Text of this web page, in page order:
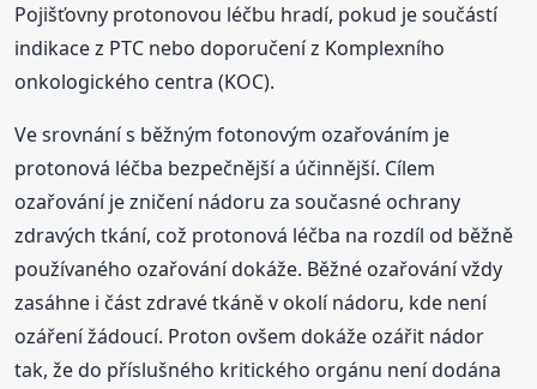
Pojišťovny protonovou léčbu hradí, pokud je součástí
indikace z PTC nebo doporučení z Komplexního
onkologického centra (KOC).
Ve srovnání s běžným fotonovým ozařováním je
protonová léčba bezpečnější a účinnější. Cílem
ozařování je zničení nádoru za současné ochrany
zdravých tkání, což protonová léčba na rozdíl od běžně
používaného ozařování dokáže. Běžné ozařování vždy
zasáhne i část zdravé tkáně v okolí nádoru, kde není
ozáření žádoucí. Proton ovšem dokáže ozářit nádor
tak, že do příslušného kritického orgánu není dodána